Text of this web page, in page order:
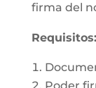
firma del
Requisitos: